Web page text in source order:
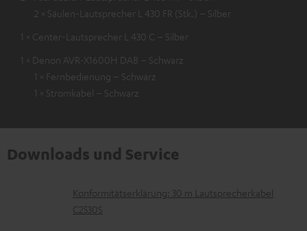
2 × Säulen-Lautsprecher L 430 FR (Stk.) – Silber
1 × Center-Lautsprecher L 430 C – Silber
1 × Denon AVR-X1600H DAB – Schwarz
1 × Fernbedienung – Schwarz
1 × Stromkabel – Schwarz
Downloads und Service
D
o
Konformitätserklärung: 30 m Lautsprecherkabel
C2530S